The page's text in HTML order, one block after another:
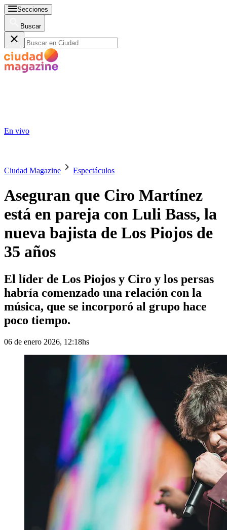
Secciones
Buscar
En vivo
Ciudad Magazine Espectáculos
Aseguran que Ciro Martínez
está en pareja con Luli Bass, la
nueva bajista de Los Piojos de
35 años
El líder de Los Piojos y Ciro y los persas
habría comenzado una relación con la
música, que se incorporó al grupo hace
poco tiempo.
06 de enero 2026, 12:18hs